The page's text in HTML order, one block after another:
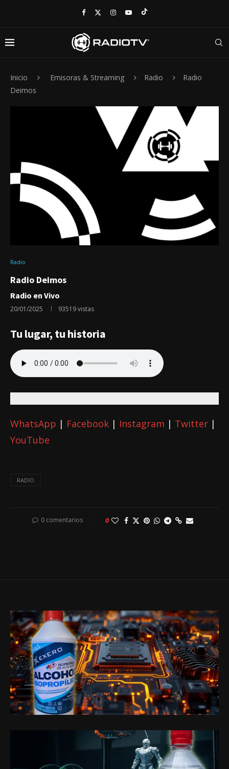
Inicio Emisoras & Streaming Radio
Radio
Deimos
Radio
Radio Deimos
Radio en Vivo
20/01/2025 93519vistas
Tu lugar, tu historia
WhatsApp | Facebook | Instagram | Twitter |
YouTube
RADIO
0 comentarios 0